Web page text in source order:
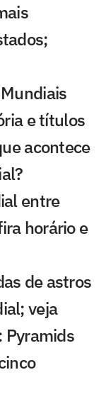
e títulos
acontece
entre
horário e
de astros
veja
Pyramids